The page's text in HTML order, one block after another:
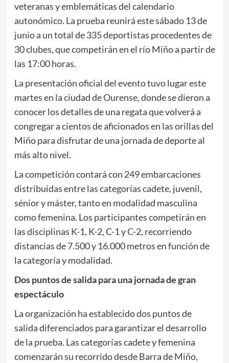
veteranas y emblemáticas del calendario
autonómico. La prueba reunirá este sábado 13 de
junio a un total de 335 deportistas procedentes de
30 clubes, que competirán en el río Miño a partir de
las 17:00 horas.
La presentación oficial del evento tuvo lugar este
martes en la ciudad de Ourense, donde se dieron a
conocer los detalles de una regata que volverá a
congregar a cientos de aficionados en las orillas del
Miño para disfrutar de una jornada de deporte al
más alto nivel.
La competición contará con 249 embarcaciones
distribuidas entre las categorías cadete, juvenil,
sénior y máster, tanto en modalidad masculina
como femenina. Los participantes competirán en
las disciplinas K-1, K-2, C-1 y C-2, recorriendo
distancias de 7.500 y 16.000 metros en función de
la categoría y modalidad.
Dos puntos de salida para una jornada de gran
espectáculo
La organización ha establecido dos puntos de
salida diferenciados para garantizar el desarrollo
de la prueba. Las categorías cadete y femenina
comenzarán su recorrido desde Barra de Miño,